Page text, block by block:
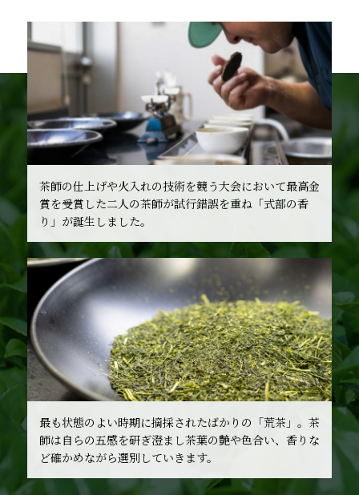
茶師の仕上げや火入れの技術を競う大会において最高金
賞を受賞した二人の茶師が試行錯誤を重ね「式部の香
り」が誕生しました。
最も状態のよい時期に摘採されたばかりの「荒茶」。茶
師は自らの五感を研ぎ澄まし茶葉の艶や色合い、香りな
ど確かめながら選別していきます。